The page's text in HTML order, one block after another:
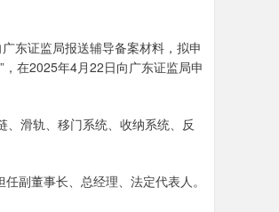
东证监局报送辅导备案材料，拟申
在2025年4月22日向广东证监局申
滑轨、移门系统、收纳系统、反
副董事长、总经理、法定代表人。